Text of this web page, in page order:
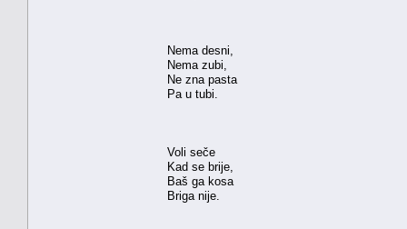
Nema desni,
Nema zubi,
Ne zna pasta
Pa u tubi.
Voli seče
Kad se brije,
Baš ga kosa
Briga nije.